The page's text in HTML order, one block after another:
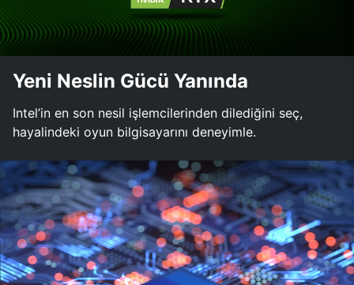
Yeni Neslin Gücü Yanında
Intel’in en son nesil işlemcilerinden dilediğini seç,
hayalindeki oyun bilgisayarını deneyimle.